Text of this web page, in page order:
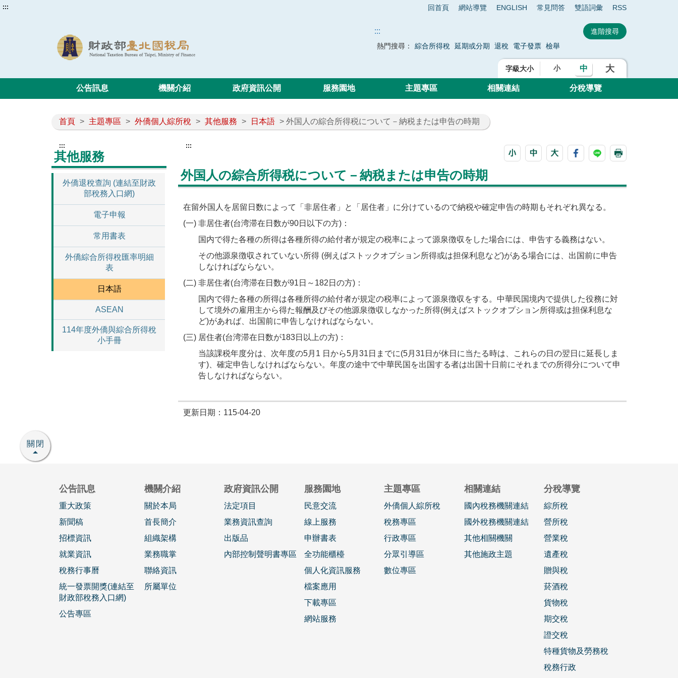
::: 回首頁 網站導覽 ENGLISH 常見問答 雙語詞彙 RSS
:::
熱門搜尋： 綜合所得稅 延期或分期 退稅 電子發票 檢舉
字級大小 小 中 大
公告訊息 機關介紹 政府資訊公開 服務園地 主題專區 相關連結 分稅導覽
首頁 > 主題專區 > 外僑個人綜所稅 > 其他服務 > 日本語 > 外国人の綜合所得税について－納税または申告の時期
:::
其他服務
外僑退稅查詢 (連結至財政
部稅務入口網)
電子申報
常用書表
外僑綜合所得稅匯率明細
表
日本語
ASEAN
114年度外僑與綜合所得稅
小手冊
:::
外国人の綜合所得税について－納税または申告の時期
在留外国人を居留日数によって「非居住者」と「居住者」に分けているので納税や確定申告の時期もそれぞれ異なる。
(一) 非居住者(台湾滞在日数が90日以下の方)：
国内で得た各種の所得は各種所得の給付者が規定の税率によって源泉徴収をした場合には、申告する義務はない。
その他源泉徴収されていない所得 (例えばストックオプション所得或は担保利息など)がある場合には、出国前に申告
しなければならない。
(二) 非居住者(台湾滞在日数が91日～182日の方)：
国内で得た各種の所得は各種所得の給付者が規定の税率によって源泉徴収をする。中華民国境内で提供した役務に対
して境外の雇用主から得た報酬及びその他源泉徴収しなかった所得(例えばストックオプション所得或は担保利息な
ど)があれば、出国前に申告しなければならない。
(三) 居住者(台湾滞在日数が183日以上の方)：
当該課税年度分は、次年度の5月1 日から5月31日までに(5月31日が休日に当たる時は、これらの日の翌日に延長しま
す)、確定申告しなければならない。年度の途中で中華民国を出国する者は出国十日前にそれまでの所得分について申
告しなければならない。
更新日期：115-04-20
關閉
公告訊息
重大政策
新聞稿
招標資訊
就業資訊
稅務行事曆
統一發票開獎(連結至
財政部稅務入口網)
公告專區
機關介紹
關於本局
首長簡介
組織架構
業務職掌
聯絡資訊
所屬單位
政府資訊公開
法定項目
業務資訊查詢
出版品
內部控制聲明書專區
服務園地
民意交流
線上服務
申辦書表
全功能櫃檯
個人化資訊服務
檔案應用
下載專區
網站服務
主題專區
外僑個人綜所稅
稅務專區
行政專區
分眾引導區
數位專區
相關連結
國內稅務機關連結
國外稅務機關連結
其他相關機關
其他施政主題
分稅導覽
綜所稅
營所稅
營業稅
遺產稅
贈與稅
菸酒稅
貨物稅
期交稅
證交稅
特種貨物及勞務稅
稅務行政